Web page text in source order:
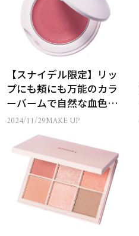
【スナイデル限定】リッ
プにも頬にも万能のカラ
ーバームで自然な血色感
を
2024/11/29MAKE UP